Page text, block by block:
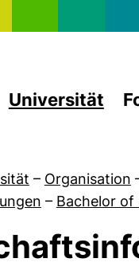
Universität
– Organisation
– Bachelor of